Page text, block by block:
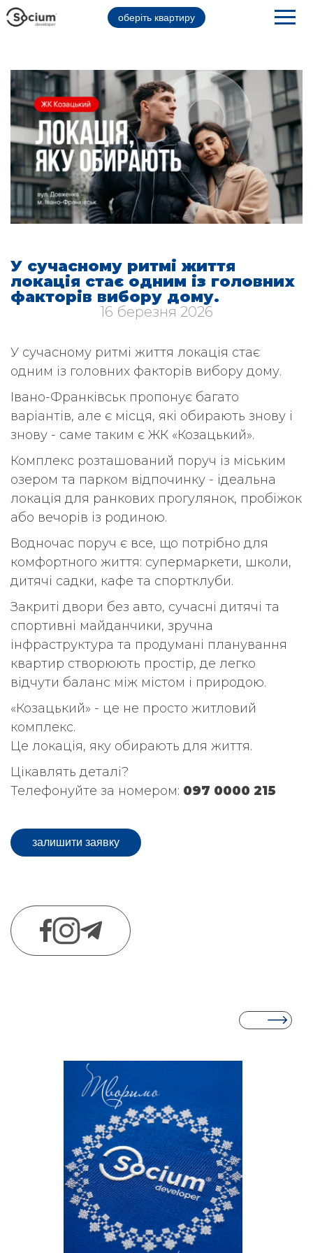
оберіть квартиру
У сучасному ритмі життя
локація стає одним із головних
факторів вибору дому.
16 березня 2026
У сучасному ритмі життя локація стає
одним із головних факторів вибору дому.
Івано-Франківськ пропонує багато
варіантів, але є місця, які обирають знову і
знову - саме таким є ЖК «Козацький».
Комплекс розташований поруч із міським
озером та парком відпочинку - ідеальна
локація для ранкових прогулянок, пробіжок
або вечорів із родиною.
Водночас поруч є все, що потрібно для
комфортного життя: супермаркети, школи,
дитячі садки, кафе та спортклуби.
Закриті двори без авто, сучасні дитячі та
спортивні майданчики, зручна
інфраструктура та продумані планування
квартир створюють простір, де легко
відчути баланс між містом і природою.
«Козацький» - це не просто житловий
комплекс.
Це локація, яку обирають для життя.
Цікавлять деталі?
Телефонуйте за номером: 097 0000 215
залишити заявку